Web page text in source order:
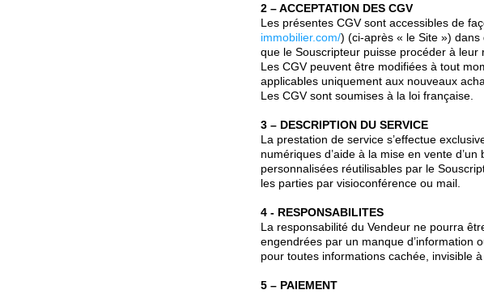
2 – ACCEPTATION DES CGV
Les présentes CGV sont accessibles de
immobilier.com/) (ci-après « le Site »)
que le Souscripteur puisse procéder à leur
Les CGV peuvent être modifiées à tout
applicables uniquement aux nouveaux
Les CGV sont soumises à la loi française.
3 – DESCRIPTION DU SERVICE
La prestation de service s’effectue
numériques d’aide à la mise en vente
personnalisées réutilisables par le
les parties par visioconférence ou mail.
4 - RESPONSABILITES
La responsabilité du Vendeur ne pourra
engendrées par un manque d’information
pour toutes informations cachée, invisible
5 – PAIEMENT